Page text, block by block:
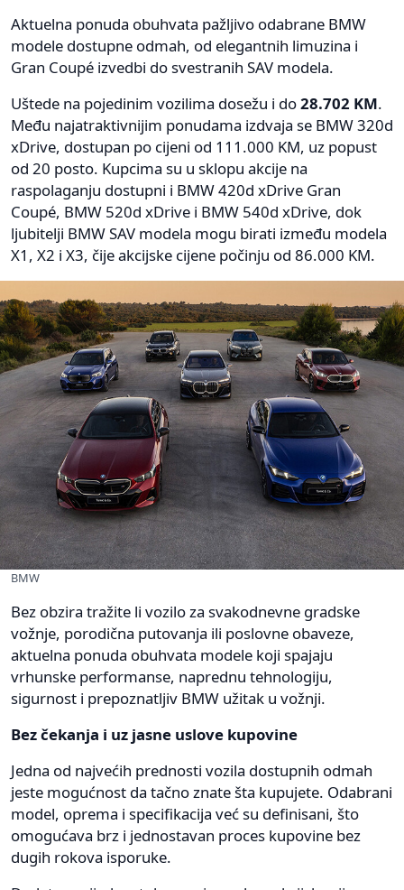
Aktuelna ponuda obuhvata pažljivo odabrane BMW
modele dostupne odmah, od elegantnih limuzina i
Gran Coupé izvedbi do svestranih SAV modela.
Uštede na pojedinim vozilima dosežu i do28.702 KM.
Među najatraktivnijim ponudama izdvaja se BMW 320d
xDrive, dostupan po cijeni od 111.000 KM, uz popust
od 20 posto. Kupcima su u sklopu akcije na
raspolaganju dostupni i BMW 420d xDrive Gran
Coupé, BMW 520d xDrive i BMW 540d xDrive, dok
ljubitelji BMW SAV modela mogu birati između modela
X1, X2 i X3, čije akcijske cijene počinju od 86.000 KM.
BMW
Bez obzira tražite li vozilo za svakodnevne gradske
vožnje, porodična putovanja ili poslovne obaveze,
aktuelna ponuda obuhvata modele koji spajaju
vrhunske performanse, naprednu tehnologiju,
sigurnost i prepoznatljiv BMW užitak u vožnji.
Bez čekanja i uz jasne uslove kupovine
Jedna od najvećih prednosti vozila dostupnih odmah
jeste mogućnost da tačno znate šta kupujete. Odabrani
model, oprema i specifikacija već su definisani, što
omogućava brz i jednostavan proces kupovine bez
dugih rokova isporuke.